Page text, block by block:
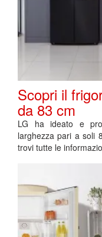
Scopri il
da 83 cm
LG ha ideato e
larghezza pari a soli
trovi tutte le